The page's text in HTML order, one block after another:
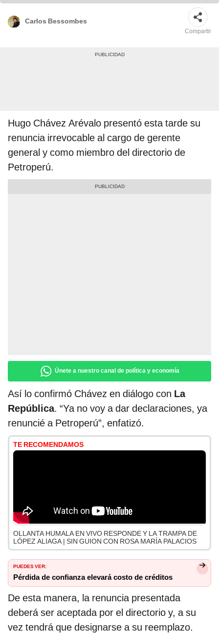
Carlos Bessombes
Compartir
Hugo Chávez Arévalo presentó esta tarde su
renuncia irrevocable al cargo de gerente
general y como miembro del directorio de
Petroperú.
Únete a nuestro canal de política y economía
Así lo confirmó Chávez en diálogo con La
República. “Ya no voy a dar declaraciones, ya
renuncié a Petroperú”, enfatizó.
TE RECOMENDAMOS
OLLANTA HUMALA EN VIVO RESPONDE Y LA TRAMPA DE
LÓPEZ ALIAGA | SIN GUION CON ROSA MARÍA PALACIOS
PUEDES VER:
Pérdida de confianza elevará costo de créditos
De esta manera, la renuncia presentada
deberá ser aceptada por el directorio y, a su
vez tendrá que designarse a su reemplazo.